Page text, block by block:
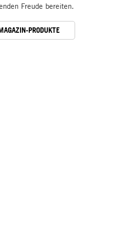
Freude bereiten.
PRODUKTE